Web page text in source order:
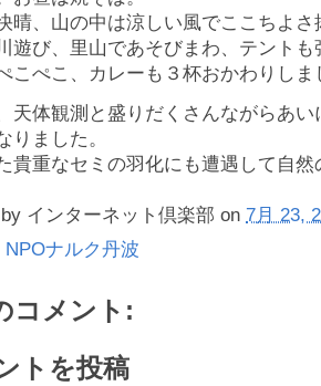
晴、山の中は涼しい風でここちよさ
遊び、里山であそびまわ、テントも
こぺこ、カレーも３杯おかわりしま
天体観測と盛りだくさんながらあ
りました。
貴重なセミの羽化にも遭遇して自
インターネット倶楽部 on 7月 23,
NPOナルク丹波
コメント:
トを投稿